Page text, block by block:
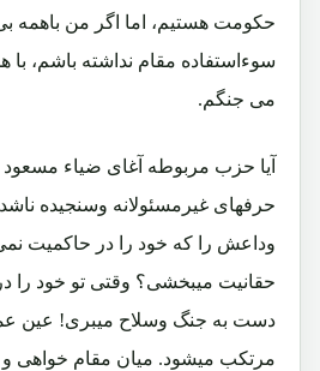
حکومت هستیم، اما اگر من باهمه
می جنگم.
آیا حزب مربوطه آغای ضیاء مسعود
حرفهای غیرمسئولانه وسنجیده
وداعش را که خود را در حاکمیت نمی
حقانیت میبخشی؟ وقتی تو خود را
دست به جنگ وسلاح میبری! عین
مرتکب میشود. میان مقام خواهی